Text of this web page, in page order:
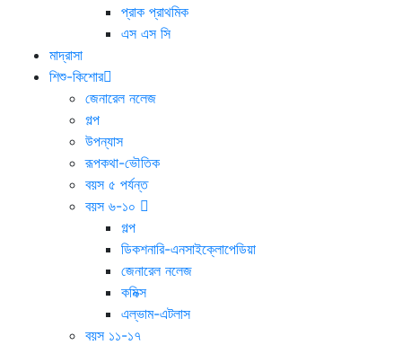
প্রাক প্রাথমিক
এস এস সি
মাদ্রাসা
শিশু-কিশোর
জেনারেল নলেজ
গল্প
উপন্যাস
রূপকথা-ভৌতিক
বয়স ৫ পর্যন্ত
বয়স ৬-১০
গল্প
ডিকশনারি-এনসাইক্লোপেডিয়া
জেনারেল নলেজ
কমিক্স
এল্ভাম-এটলাস
বয়স ১১-১৭